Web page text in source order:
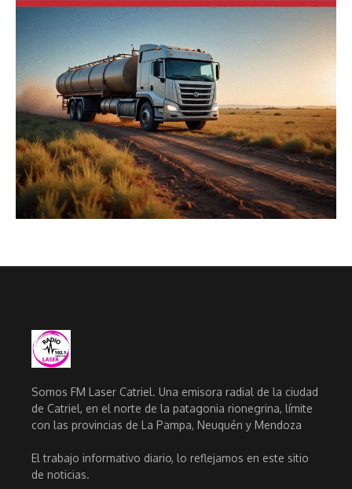
Somos FM Laser Catriel. Una emisora radial de la ciudad
de Catriel, en el norte de la patagonia rionegrina, límite
con las provincias de La Pampa, Neuquén y Mendoza
El trabajo informativo diario, lo reflejamos en este sitio
de noticias.